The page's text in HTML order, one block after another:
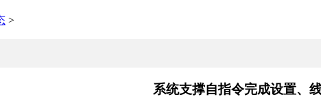
>
系统支撑自指令完成设置、